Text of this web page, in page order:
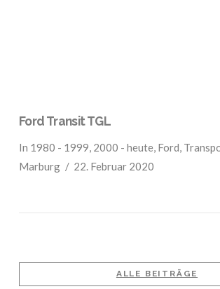
Ford Transit TGL
In 1980 - 1999, 2000 - heute, Ford,
Marburg
22. Februar 2020
ALLE BEITRÄGE